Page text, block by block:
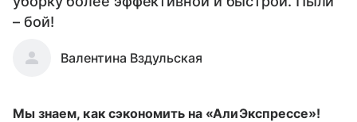
– бой!
Валентина Вздульская
Мы знаем, как сэкономить на «АлиЭкспрессе»!